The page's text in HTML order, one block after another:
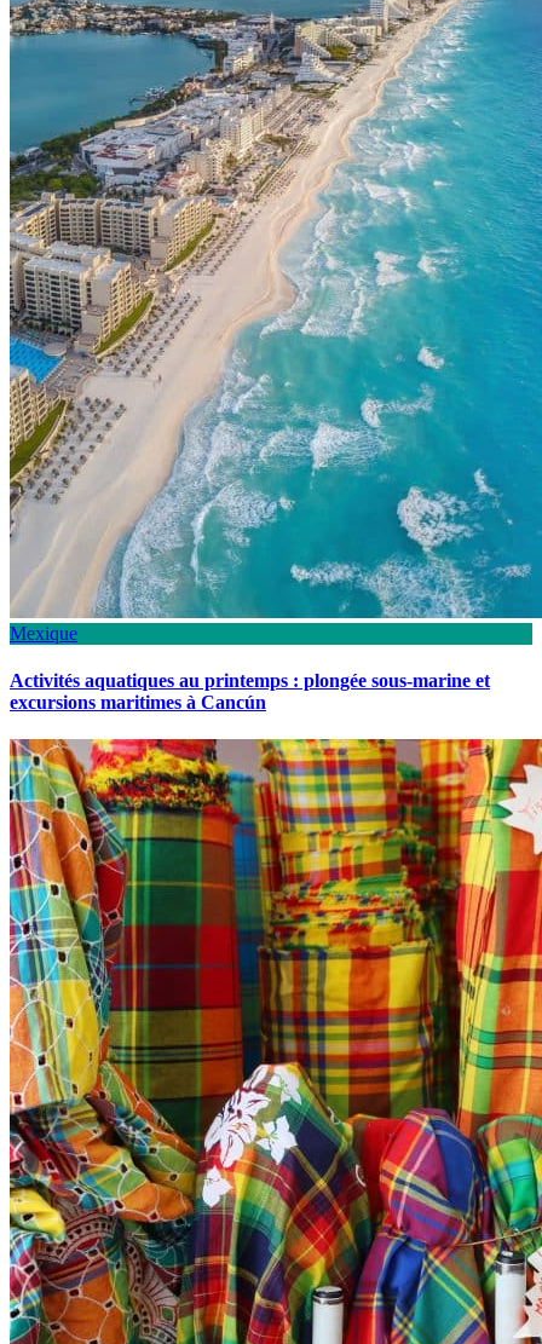
Mexique
Activités aquatiques au printemps : plongée sous-marine et
excursions maritimes à Cancún